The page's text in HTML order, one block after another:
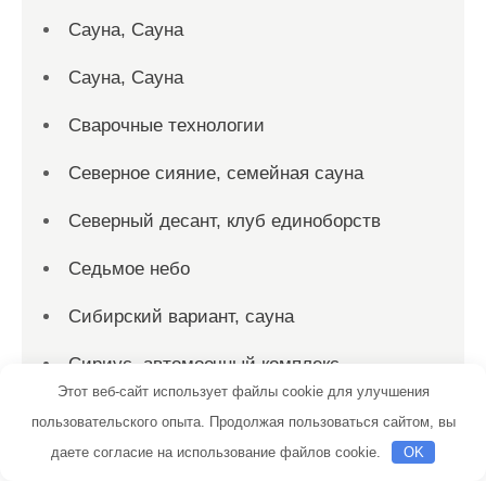
Сауна, Сауна
Сауна, Сауна
Сварочные технологии
Северное сияние, семейная сауна
Северный десант, клуб единоборств
Седьмое небо
Сибирский вариант, сауна
Сириус, автомоечный комплекс
Скиф, автомойка
Скиф, автомойка
Этот веб-сайт использует файлы cookie для улучшения
пользовательского опыта. Продолжая пользоваться сайтом, вы
даете согласие на использование файлов cookie.
OK